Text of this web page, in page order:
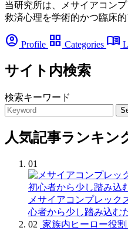
当研究所は、メサイアコン
救済心理を学術的かつ臨床
account_circle Profile grid_view Categories menu_book
サイト内検索
検索キーワード
人気記事ランキン
01
メサイアコンプレッ
心者から少し踏み込む
02 家族内ヒーロー役